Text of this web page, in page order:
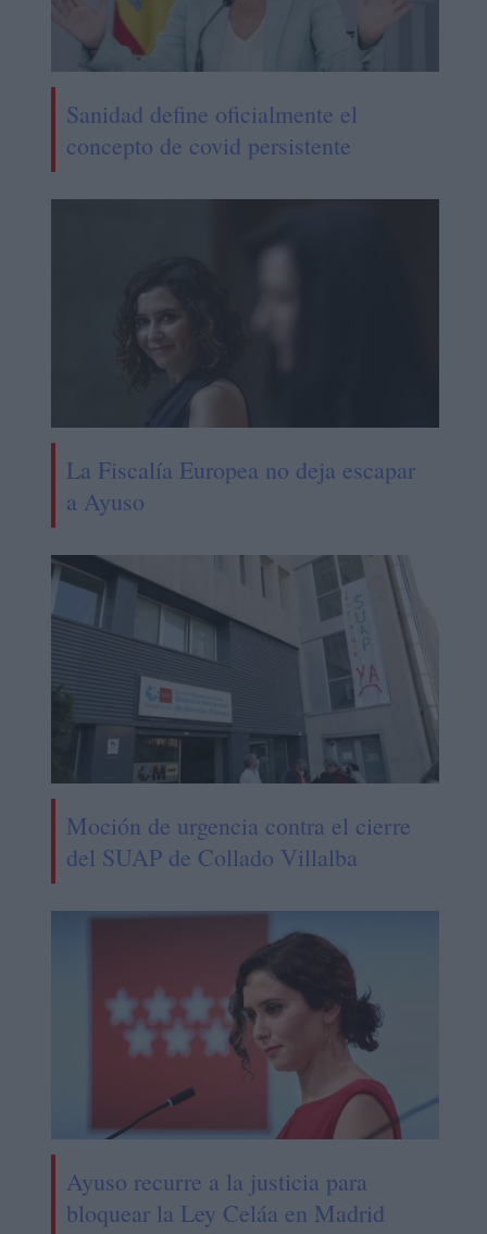
Sanidad define oficialmente el
concepto de covid persistente
La Fiscalía Europea no deja escapar
a Ayuso
Moción de urgencia contra el cierre
del SUAP de Collado Villalba
Ayuso recurre a la justicia para
bloquear la Ley Celáa en Madrid